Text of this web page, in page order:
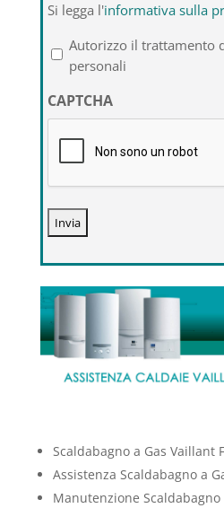
legga
l'informativa
sulla
privacy
*
Si legga l'informativa sulla
Autorizzo il trattamento
personali
CAPTCHA
Scaldabagno a Gas Vaillant
Assistenza Scaldabagno a
Manutenzione Scaldabagno